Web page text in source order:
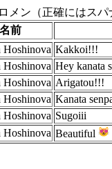
ン（正確にはスパ
名前
Hoshinova Kakkoi!!!
Hoshinova Hey kanata
Hoshinova Arigatou!!!
Hoshinova Kanata
Hoshinova Sugoiii
Hoshinova Beautiful